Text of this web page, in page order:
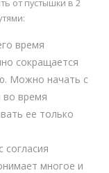
от пустышки в 2
время
сокращается
Можно начать с
во время
ее только
согласия
многое и